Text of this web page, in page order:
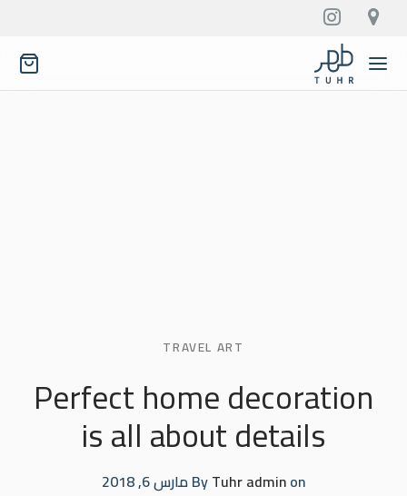
ART
TRAVEL
Perfect home decoration
is all about details
ByTuhr adminon مارس 6, 2018